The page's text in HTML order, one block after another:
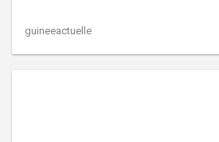
guineeactuelle